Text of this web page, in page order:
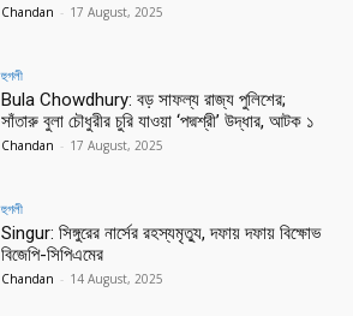
Chandan - 17 August, 2025
হুগলী
Bula Chowdhury: বড় সাফল্য রাজ্য পুলিশের;
সাঁতারু বুলা চৌধুরীর চুরি যাওয়া ‘পদ্মশ্রী’ উদ্ধার, আটক ১
Chandan - 17 August, 2025
হুগলী
Singur: সিঙ্গুরের নার্সের রহস্যমৃত্যু, দফায় দফায় বিক্ষোভ
বিজেপি-সিপিএমের
Chandan - 14 August, 2025